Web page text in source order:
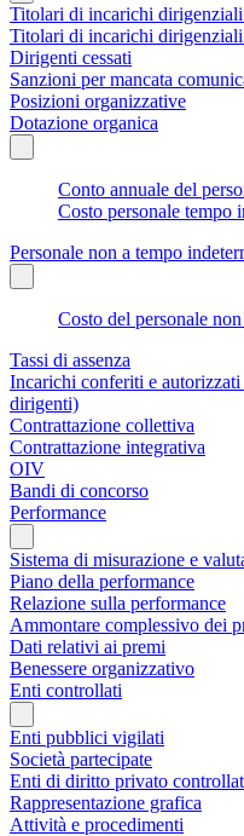
Titolari di incarichi
Titolari di incarichi
Dirigenti cessati
Sanzioni per mancata
Posizioni organizzative
Dotazione organica
Conto annuale del
Costo personale tempo
Personale non a tempo
Costo del personale
Tassi di assenza
Incarichi conferiti e
dirigenti)
Contrattazione collettiva
Contrattazione integrativa
OIV
Bandi di concorso
Performance
Sistema di misurazione e
Piano della performance
Relazione sulla performance
Ammontare complessivo dei
Dati relativi ai premi
Benessere organizzativo
Enti controllati
Enti pubblici vigilati
Società partecipate
Enti di diritto privato
Rappresentazione grafica
Attività e procedimenti